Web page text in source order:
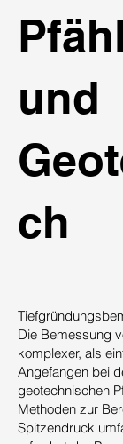
und
ch
Die Bemessung
komplexer, als
Angefangen bei
geotechnischen
Methoden zur
Spitzendruck